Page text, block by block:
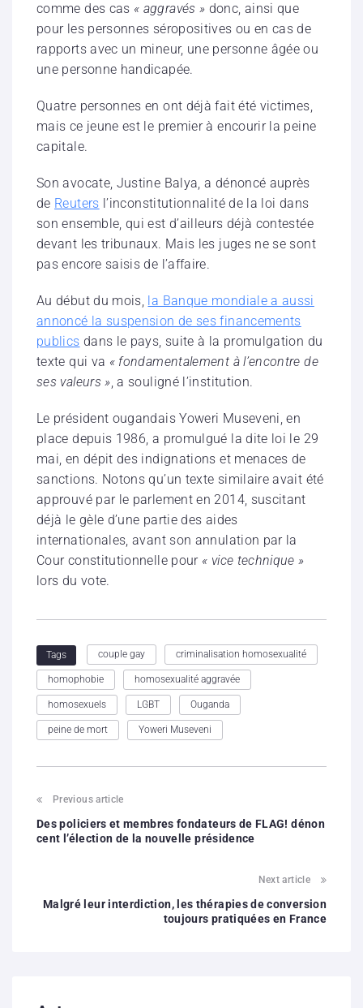
comme des cas « aggravés » donc, ainsi que
pour les personnes séropositives ou en cas de
rapports avec un mineur, une personne âgée ou
une personne handicapée.
Quatre personnes en ont déjà fait été victimes,
mais ce jeune est le premier à encourir la peine
capitale.
Son avocate, Justine Balya, a dénoncé auprès
de Reuters l’inconstitutionnalité de la loi dans
son ensemble, qui est d’ailleurs déjà contestée
devant les tribunaux. Mais les juges ne se sont
pas encore saisis de l’affaire.
Au début du mois, la Banque mondiale a aussi
annoncé la suspension de ses financements
publics dans le pays, suite à la promulgation du
texte qui va « fondamentalement à l’encontre de
ses valeurs », a souligné l’institution.
Le président ougandais Yoweri Museveni, en
place depuis 1986, a promulgué la dite loi le 29
mai, en dépit des indignations et menaces de
sanctions. Notons qu’un texte similaire avait été
approuvé par le parlement en 2014, suscitant
déjà le gèle d’une partie des aides
internationales, avant son annulation par la
Cour constitutionnelle pour « vice technique »
lors du vote.
Tags couple gay criminalisation homosexualité
homophobie homosexualité aggravée
homosexuels LGBT Ouganda
peine de mort Yoweri Museveni
Previous article
Des policiers et membres fondateurs de FLAG! dénon
cent l’élection de la nouvelle présidence
Next article
Malgré leur interdiction, les thérapies de conversion
toujours pratiquées en France